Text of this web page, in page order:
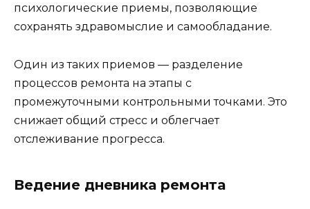
психологические приемы, позволяющие
сохранять здравомыслие и самообладание.
Один из таких приемов — разделение
процессов ремонта на этапы с
промежуточными контрольными точками. Это
снижает общий стресс и облегчает
отслеживание прогресса.
Ведение дневника ремонта